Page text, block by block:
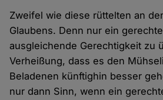
Zweifel wie diese rüttelten an
Glaubens. Denn nur ein
ausgleichende Gerechtigkeit zu
Verheißung, dass es den
Beladenen künftighin besser
nur dann Sinn, wenn ein